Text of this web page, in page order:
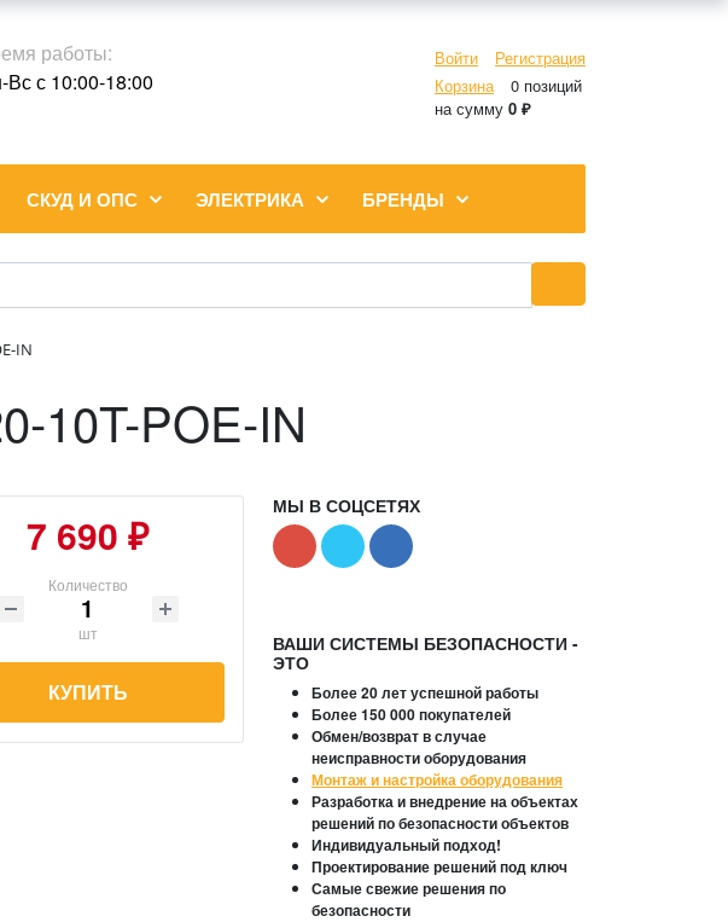
Войти
Регистрация
Корзина
0 позиций
на сумму 0 ₽
работы:
Вс с 10:00-18:00
СКУД И ОПС ЭЛЕКТРИКА БРЕНДЫ
IN
10T-POE-IN
7 690 ₽
Количество
шт
КУПИТЬ
МЫ В СОЦСЕТЯХ
ВАШИ СИСТЕМЫ БЕЗОПАСНОСТИ -
ЭТО
Более 20 лет успешной работы
Более 150 000 покупателей
Обмен/возврат в случае
неисправности оборудования
Монтаж и настройка оборудования
Разработка и внедрение на объектах
решений по безопасности объектов
Индивидуальный подход!
Проектирование решений под ключ
Самые свежие решения по
безопасности